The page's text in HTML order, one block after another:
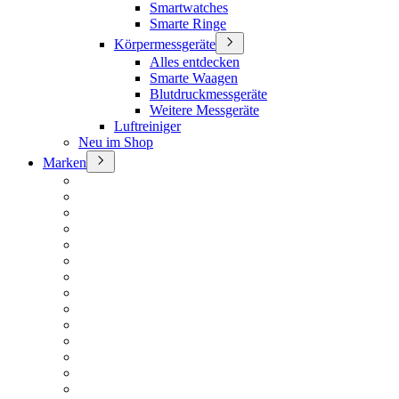
Smartwatches
Smarte Ringe
Körpermessgeräte
Alles entdecken
Smarte Waagen
Blutdruckmessgeräte
Weitere Messgeräte
Luftreiniger
Neu im Shop
Marken